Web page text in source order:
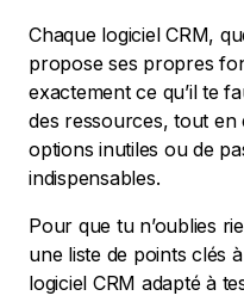
Chaque logiciel CRM,
propose ses propres
exactement ce qu’il te
des ressources, tout en
options inutiles ou de
indispensables.
Pour que tu n’oublies
une liste de points clés
logiciel CRM adapté à